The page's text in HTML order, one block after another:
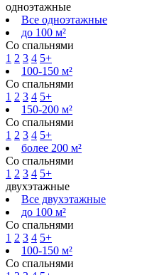
одноэтажные
Все одноэтажные
до 100 м²
Со спальнями
1 2 3 4 5+
100-150 м²
Со спальнями
1 2 3 4 5+
150-200 м²
Со спальнями
1 2 3 4 5+
более 200 м²
Со спальнями
1 2 3 4 5+
двухэтажные
Все двухэтажные
до 100 м²
Со спальнями
1 2 3 4 5+
100-150 м²
Со спальнями